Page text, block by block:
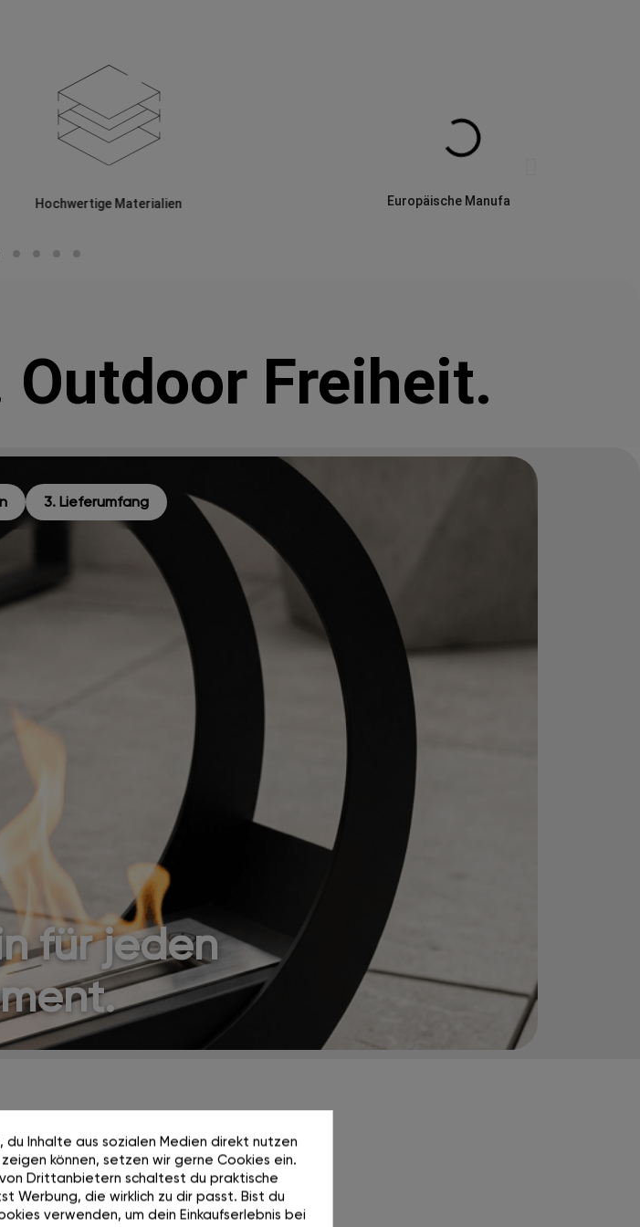
Materialien Europäische Manufaktur
Freiheit.
3. Lieferumfang
für jeden
Inhalte aus sozialen Medien direkt nutzen
können, setzen wir gerne Cookies ein.
Drittanbietern schaltest du praktische
Werbung, die wirklich zu dir passt. Bist du
verwenden, um dein Einkaufserlebnis bei